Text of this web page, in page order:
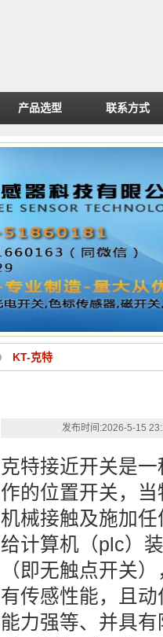
产品选型 联系方式
KT-克特
发布时间:2026-5-15
克特接近开关是
作的位置开关，
机械接触及施加
给计算机（plc）
（即无触点开关
有传感性能，且
能力强等、并具